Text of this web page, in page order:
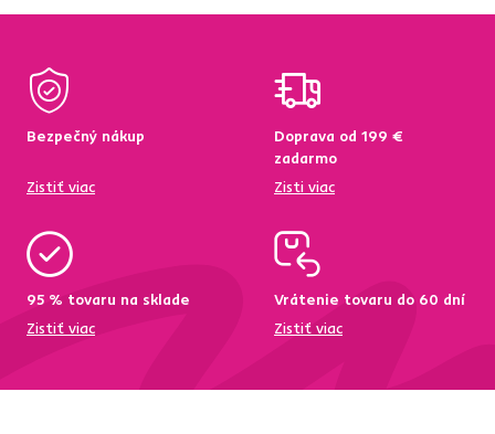
Bezpečný nákup
Zistiť viac
Doprava od 199 €
zadarmo
Zisti viac
95 % tovaru na sklade
Zistiť viac
Vrátenie tovaru do 60 dní
Zistiť viac